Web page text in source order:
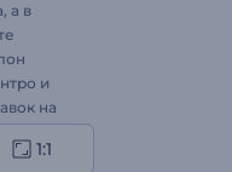
а в
и
на
и
1:1